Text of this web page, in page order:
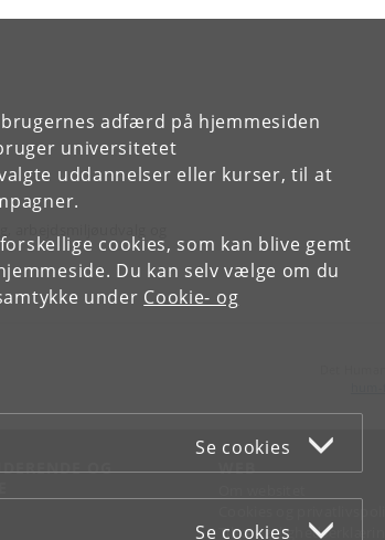
adfærd på hjemmesiden
universitetet
uddannelser eller kurser, til at
cookies, som kan blive gemt
Du kan selv vælge om du
under Cookie- og
Se cookies
Se cookies
OG
WEB
Tilgængelighedserklæring